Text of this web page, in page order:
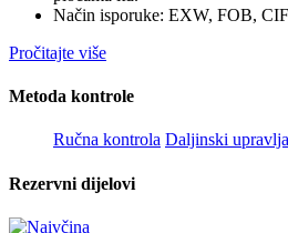
Način isporuke: EXW, FOB,
Pročitajte više
Metoda kontrole
Ručna kontrola Daljinski
Rezervni dijelovi